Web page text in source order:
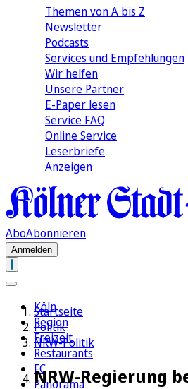
Themen von A bis Z
Newsletter
Podcasts
Services und Empfehlungen
Wir helfen
Unsere Partner
E-Paper lesen
Service FAQ
Online Service
Leserbriefe
Anzeigen
AboAbonnieren
Anmelden
Köln
Region
Freizeit
Restaurants
FC
Panorama
Startseite
Politik
NRW-Politik
NRW-Regierung